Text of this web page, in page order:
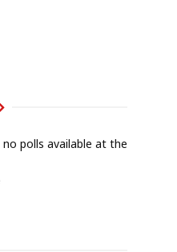
polls available at the